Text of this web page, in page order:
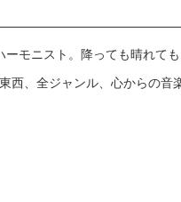
モニスト。降っても晴れて
西、全ジャンル、心からの音